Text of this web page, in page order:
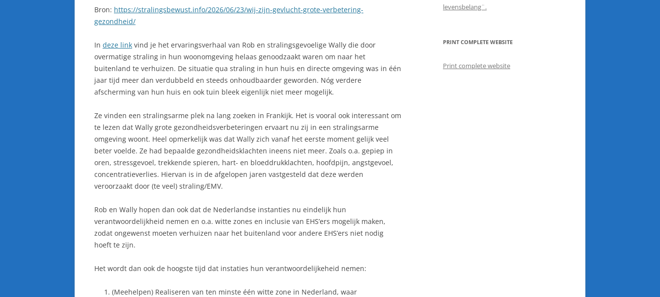
Bron: https://stralingsbewust.info/2026/06/23/wij-zijn-gevlucht-grote-verbetering-
gezondheid/
In deze link vind je het ervaringsverhaal van Rob en stralingsgevoelige Wally die door
overmatige straling in hun woonomgeving helaas genoodzaakt waren om naar het
buitenland te verhuizen. De situatie qua straling in hun huis en directe omgeving was in één
jaar tijd meer dan verdubbeld en steeds onhoudbaarder geworden. Nóg verdere
afscherming van hun huis en ook tuin bleek eigenlijk niet meer mogelijk.
Ze vinden een stralingsarme plek na lang zoeken in Frankijk. Het is vooral ook interessant om
te lezen dat Wally grote gezondheids­verbeteringen ervaart nu zij in een stralingsarme
omgeving woont. Heel opmerkelijk was dat Wally zich vanaf het eerste moment gelijk veel
beter voelde. Ze had bepaalde gezondheidsklachten ineens niet meer. Zoals o.a. gepiep in
oren, stressgevoel, trekkende spieren, hart- en bloeddrukklachten, hoofdpijn, angstgevoel,
concentratieverlies. Hiervan is in de afgelopen jaren vastgesteld dat deze werden
veroorzaakt door (te veel) straling/EMV.
Rob en Wally hopen dan ook dat de Nederlandse instanties nu eindelijk hun
verantwoordelijkheid nemen en o.a. witte zones en inclusie van EHS’ers mogelijk maken,
zodat ongewenst moeten verhuizen naar het buitenland voor andere EHS’ers niet nodig
hoeft te zijn.
Het wordt dan ook de hoogste tijd dat instaties hun verantwoordelijkeheid nemen:
(Meehelpen) Realiseren van ten minste één witte zone in Nederland, waar
levensbelang¨.
PRINT COMPLETE WEBSITE
Print complete website